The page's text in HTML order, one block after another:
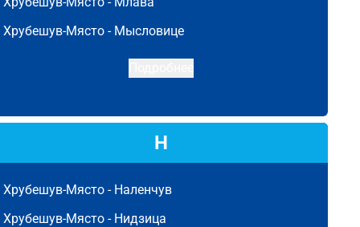
Хрубешув-Място - Мысловице
Н
Хрубешув-Място - Наленчув
Хрубешув-Място - Нидзица